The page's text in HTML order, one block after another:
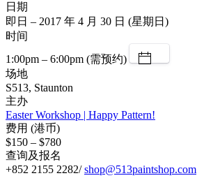
日期
即日 – 2017 年 4 月 30 日 (星期日)
时间
1:00pm – 6:00pm (需预约)
场地
S513, Staunton
主办
Easter Workshop | Happy Pattern!
费用 (港币)
$150 – $780
查询及报名
+852 2155 2282/shop@513paintshop.com